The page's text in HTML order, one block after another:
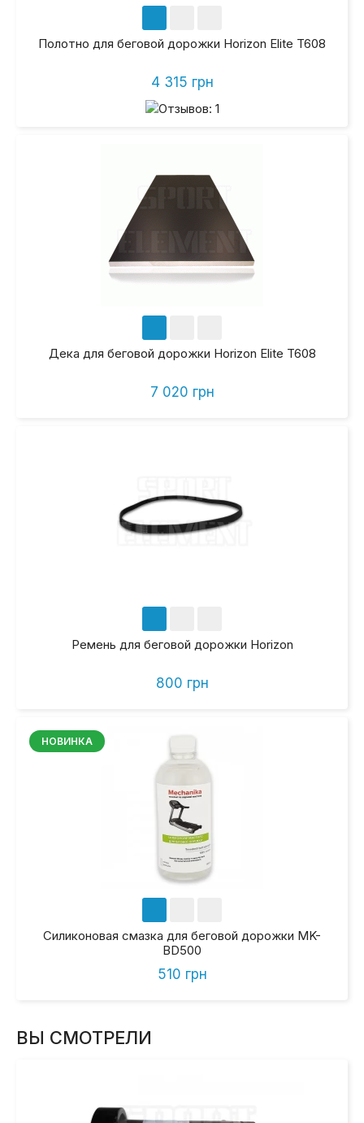
Полотно для беговой дорожки Horizon Elite T608
4 315 грн
Дека для беговой дорожки Horizon Elite T608
7 020 грн
Ремень для беговой дорожки Horizon
800 грн
НОВИНКА
Силиконовая смазка для беговой дорожки MK-
BD500
510 грн
ВЫ СМОТРЕЛИ